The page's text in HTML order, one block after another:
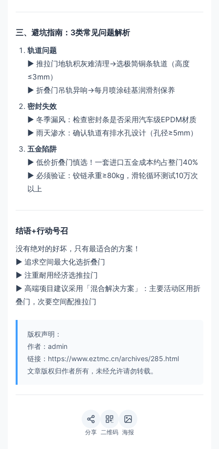
三、避坑指南：3类常见问题解析
轨道问题
▶ 推拉门地轨积灰难清理→选极简铜条轨道（高度
≤3mm）
▶ 折叠门吊轨异响→每月喷涂硅基润滑剂保养
密封失效
▶ 冬季漏风：检查密封条是否采用汽车级EPDM材质
▶ 雨天渗水：确认轨道有排水孔设计（孔径≥5mm）
五金陷阱
▶ 低价折叠门慎选！一套进口五金成本约占整门40%
▶ 必须验证：铰链承重≥80kg，滑轮循环测试10万次
以上
结语+行动号召
没有绝对的好坏，只有最适合的方案！
▶ 追求空间最大化选折叠门
▶ 注重耐用经济选推拉门
▶ 高端项目建议采用「混合解决方案」：主要活动区用折
叠门，次要空间配推拉门
版权声明：
作者：admin
链接：https://www.eztmc.cn/archives/285.html
文章版权归作者所有，未经允许请勿转载。
分享 二维码 海报